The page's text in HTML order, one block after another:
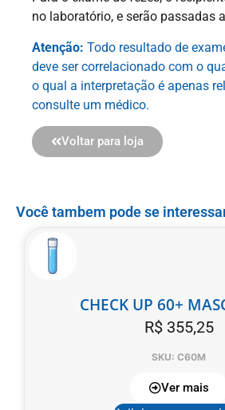
no laboratório, e serão passadas
Atenção: Todo resultado de
deve ser correlacionado com o
o qual a interpretação é apenas
consulte um médico.
Voltar para loja
Você tambem pode se
CHECK UP 60+
R$355,25
SKU: C60M
Ver mais